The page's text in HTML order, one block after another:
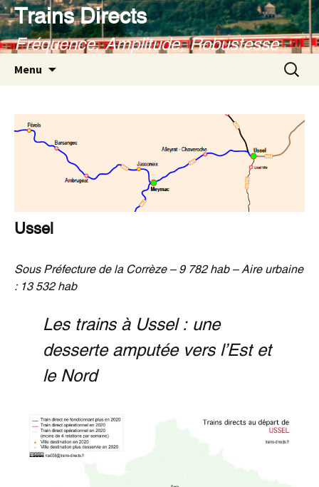
Aller
au
contenu
Trains Directs
Fréquence, Amplitude, Robustesse
Menu
Ussel
Sous Préfecture de la Corrèze – 9 782 hab – Aire urbaine
: 13 532 hab
Les trains à Ussel : une
desserte amputée vers l’Est et
le Nord